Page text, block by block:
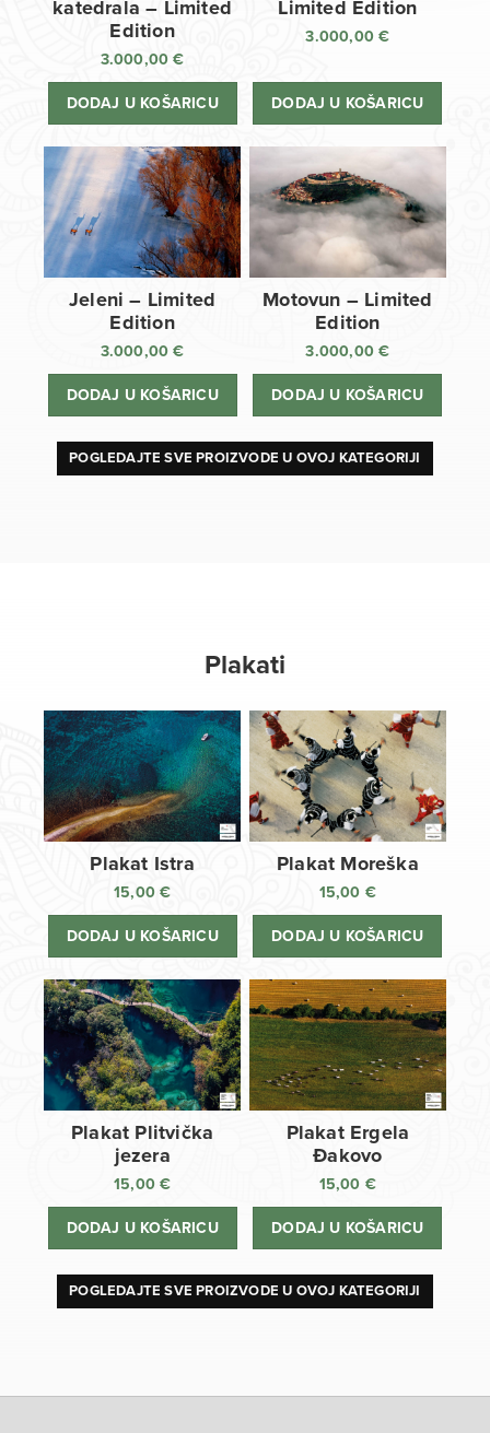
katedrala – Limited
Edition
3.000,00€
DODAJ U KOŠARICU
Limited Edition
3.000,00€
DODAJ U KOŠARICU
Jeleni – Limited
Edition
3.000,00€
DODAJ U KOŠARICU
Motovun – Limited
Edition
3.000,00€
DODAJ U KOŠARICU
POGLEDAJTE SVE PROIZVODE U OVOJ KATEGORIJI
Plakati
Plakat Istra
15,00€
DODAJ U KOŠARICU
Plakat Moreška
15,00 €
DODAJ U KOŠARICU
Plakat Plitvička
jezera
15,00€
DODAJ U KOŠARICU
Plakat Ergela
Đakovo
15,00 €
DODAJ U KOŠARICU
POGLEDAJTE SVE PROIZVODE U OVOJ KATEGORIJI